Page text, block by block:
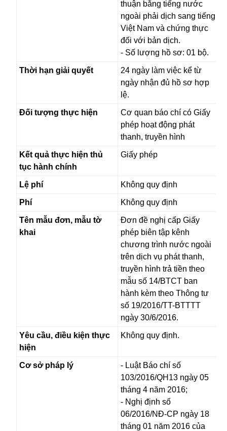
thuận bằng tiếng nước
ngoài phải dịch sang tiếng
Việt Nam và chứng thực
đối với bản dịch.
- Số lượng hồ sơ: 01 bộ.
Thời hạn giải quyết
24 ngày làm việc kể từ
ngày nhận đủ hồ sơ hợp
lệ.
Đối tượng thực hiện
Cơ quan báo chí có Giấy
phép hoạt động phát
thanh, truyền hình
Kết quả thực hiện thủ
tục hành chính
Giấy phép
Lệ phí Không quy định
Phí Không quy định
Tên mẫu đơn, mẫu tờ
khai
Đơn đề nghị cấp Giấy
phép biên tập kênh
chương trình nước ngoài
trên dịch vụ phát thanh,
truyền hình trả tiền theo
mẫu số 14/BTCT ban
hành kèm theo Thông tư
số 19/2016/TT-BTTTT
ngày 30/6/2016.
Yêu cầu, điều kiện thực
hiện
Không quy định.
Cơ sở pháp lý
- Luật Báo chí số
103/2016/QH13 ngày 05
tháng 4 năm 2016;
- Nghị định số
06/2016/NĐ-CP ngày 18
tháng 01 năm 2016 của